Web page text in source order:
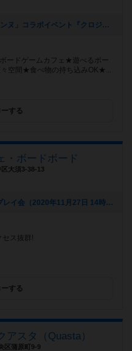
[NEW] 「くろげん様」×「ボードジェンヌ」コラボイベント『クロジェンヌ会』（2021年02月13日 14時21分）
ードゲームカフェ★遊べるボー
空間★食べ物の持ち込みOK★...
する
・ボードボード
大須3-38-13
[NEW] 【スタッフ企画】ゴリラ人狼プレイ会（2020年11月27日 14時27分）
セス抜群!
する
スタ（Quasta）
区蒲原町9-9